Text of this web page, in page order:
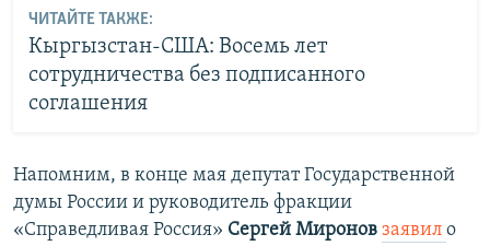
ЧИТАЙТЕ ТАКЖЕ:
Кыргызстан-США: Восемь лет
сотрудничества без подписанного
соглашения
Напомним, в конце мая депутат Государственной
думы России и руководитель фракции
«Справедливая Россия» Сергей Миронов заявил о